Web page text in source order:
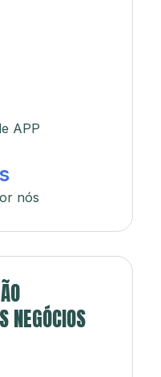
APP
nós
NEGÓCIOS